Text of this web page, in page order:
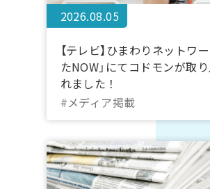
2026.08.05
【テレビ】ひまわりネットワ
たNOW」にてコドモンが取
れました！
#メディア掲載